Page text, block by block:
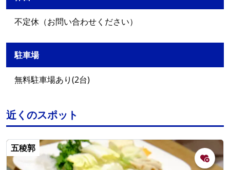
不定休（お問い合わせください）
駐車場
無料駐車場あり(2台)
近くのスポット
五稜郭